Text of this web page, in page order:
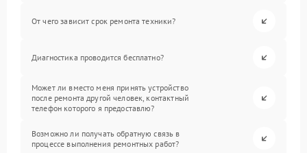
От чего зависит срок ремонта техники?
Диагностика проводится бесплатно?
Может ли вместо меня принять устройство
после ремонта другой человек, контактный
телефон которого я предоставлю?
Возможно ли получать обратную связь в
процессе выполнения ремонтных работ?